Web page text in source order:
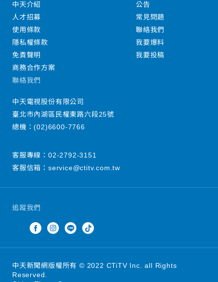
追蹤我們
中天介紹
人才招募
使用條款
隱私權條款
免責聲明
商務合作方案
公告
常見問題
聯絡我們
我要爆料
我要投稿
聯絡我們
中天電視股份有限公司
臺北市內湖區民權東路六段25號
總機：(02)6600-7766
客服專線： 02-2792-3151
客服信箱： service@ctitv.com.tw
中天新聞網版權所有 © 2022 CTiTV Inc. all Rights
Reserved.